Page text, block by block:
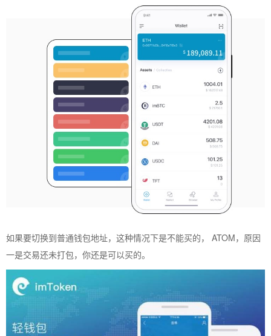
如果要切换到普通钱包地址，这种情况下是不能买的， ATOM，原因
一是交易还未打包，你还是可以买的。